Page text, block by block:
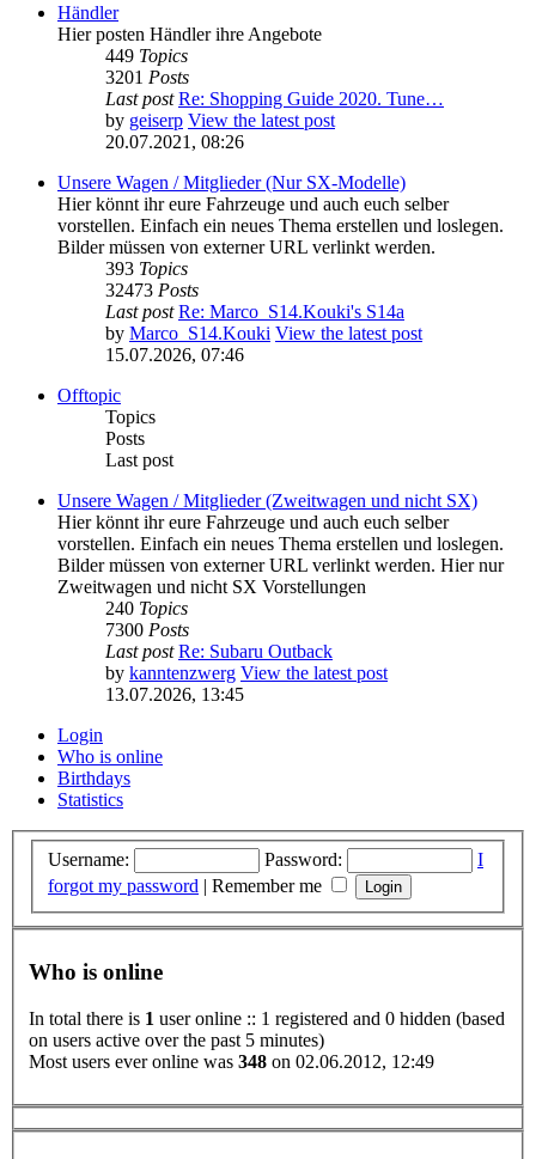
Händler
Hier posten Händler ihre Angebote
449 Topics
3201 Posts
Last post Re: Shopping Guide 2020. Tune…
by geiserp View the latest post
20.07.2021, 08:26
Unsere Wagen / Mitglieder (Nur SX-Modelle)
Hier könnt ihr eure Fahrzeuge und auch euch selber
vorstellen. Einfach ein neues Thema erstellen und loslegen.
Bilder müssen von externer URL verlinkt werden.
393 Topics
32473 Posts
Last post Re: Marco_S14.Kouki's S14a
by Marco_S14.Kouki View the latest post
15.07.2026, 07:46
Offtopic
Topics
Posts
Last post
Unsere Wagen / Mitglieder (Zweitwagen und nicht SX)
Hier könnt ihr eure Fahrzeuge und auch euch selber
vorstellen. Einfach ein neues Thema erstellen und loslegen.
Bilder müssen von externer URL verlinkt werden. Hier nur
Zweitwagen und nicht SX Vorstellungen
240 Topics
7300 Posts
Last post Re: Subaru Outback
by kanntenzwerg View the latest post
13.07.2026, 13:45
Login
Who is online
Birthdays
Statistics
Username: Password:
I
forgot my password | Remember me
Who is online
In total there is 1 user online :: 1 registered and 0 hidden (based
on users active over the past 5 minutes)
Most users ever online was 348 on 02.06.2012, 12:49